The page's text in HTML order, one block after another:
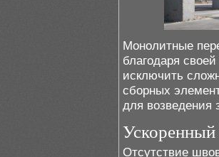
Монолитные
благодаря
исключить
сборных
для возведения
Отсутствие